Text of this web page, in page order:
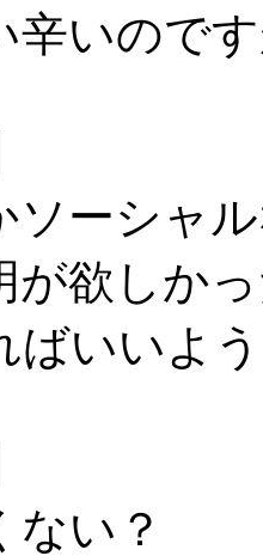
辛いので
ソーシャ
が欲しか
ばいいよ
ない？